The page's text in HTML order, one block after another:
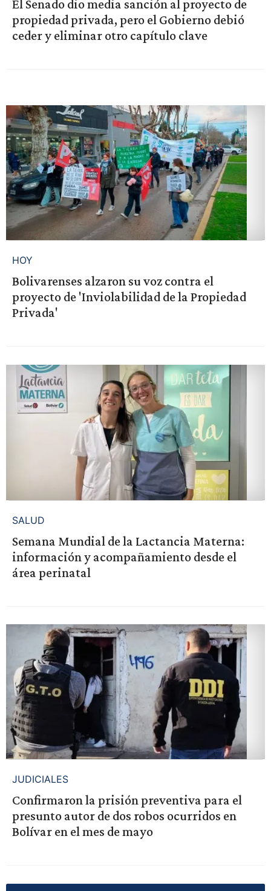
El Senado dio media sanción al proyecto de
propiedad privada, pero el Gobierno debió
ceder y eliminar otro capítulo clave
HOY
Bolivarenses alzaron su voz contra el
proyecto de 'Inviolabilidad de la Propiedad
Privada'
SALUD
Semana Mundial de la Lactancia Materna:
información y acompañamiento desde el
área perinatal
JUDICIALES
Confirmaron la prisión preventiva para el
presunto autor de dos robos ocurridos en
Bolívar en el mes de mayo